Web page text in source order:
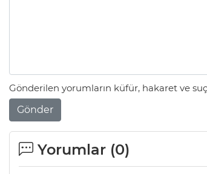
Gönderilen yorumların küfür, hakaret ve
Gönder
Yorumlar (0)